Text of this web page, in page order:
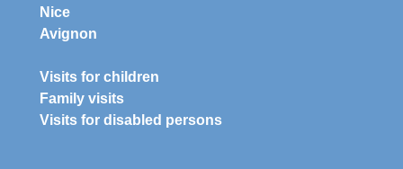
Nice
Avignon
Visits for children
Family visits
Visits for disabled persons